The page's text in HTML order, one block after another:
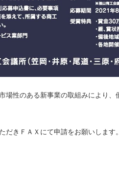
場性のある新事業の取組みにより
だきＦＡＸにて申請をお願いします。